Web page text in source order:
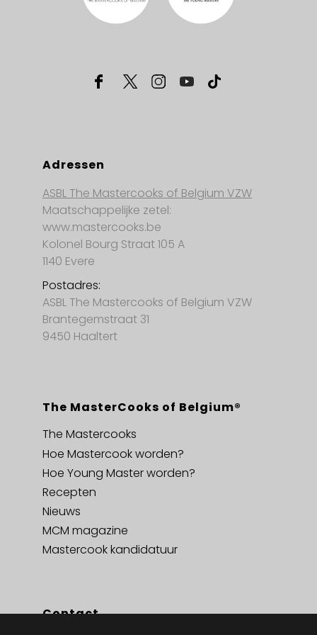
Adressen
ASBL The Mastercooks of Belgium VZW
Maatschappelijke zetel:
www.mastercooks.be
Kolonel Bourg Straat 105 A
1140 Evere
Postadres:
ASBL The Mastercooks of Belgium VZW
Brantegemstraat 31
9450 Haaltert
The MasterCooks of Belgium®
The Mastercooks
Hoe Mastercook worden?
Hoe Young Master worden?
Recepten
Nieuws
MCM magazine
Mastercook kandidatuur
Contact